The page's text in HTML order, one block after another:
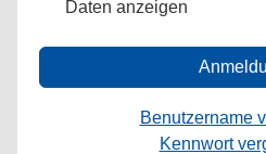
Daten anzeigen
Benutzername
Kennwort